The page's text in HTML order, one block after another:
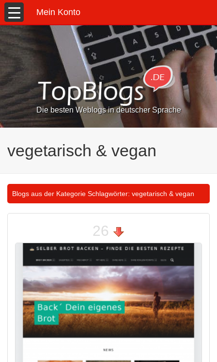
Mein Konto
Die besten Weblogs in deutscher Sprache
vegetarisch & vegan
Blogs aus der Kategorie Schlagwörter: vegetarisch & vegan
26